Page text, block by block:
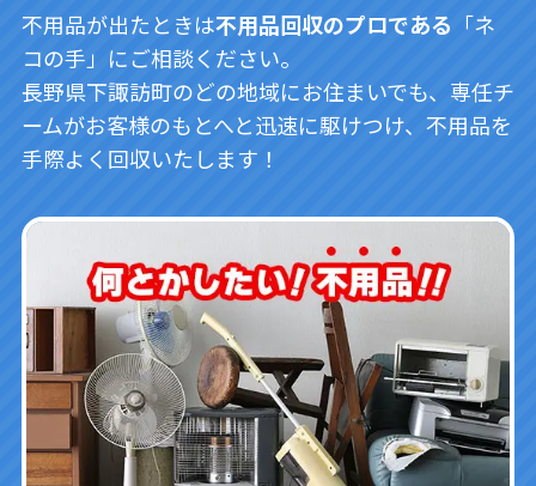
不用品が出たときは不用品回収のプロである 「ネ
コの手」にご相談ください。
長野県下諏訪町のどの地域にお住まいでも、専任チ
ームがお客様のもとへと迅速に駆けつけ、不用品を
手際よく回収いたします！